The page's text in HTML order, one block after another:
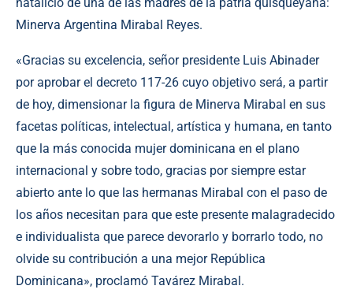
Minerva Argentina Mirabal Reyes.
«Gracias su excelencia, señor presidente Luis Abinader
por aprobar el decreto 117-26 cuyo objetivo será, a partir
de hoy, dimensionar la figura de Minerva Mirabal en sus
facetas políticas, intelectual, artística y humana, en tanto
que la más conocida mujer dominicana en el plano
internacional y sobre todo, gracias por siempre estar
abierto ante lo que las hermanas Mirabal con el paso de
los años necesitan para que este presente malagradecido
e individualista que parece devorarlo y borrarlo todo, no
olvide su contribución a una mejor República
Dominicana», proclamó Tavárez Mirabal.